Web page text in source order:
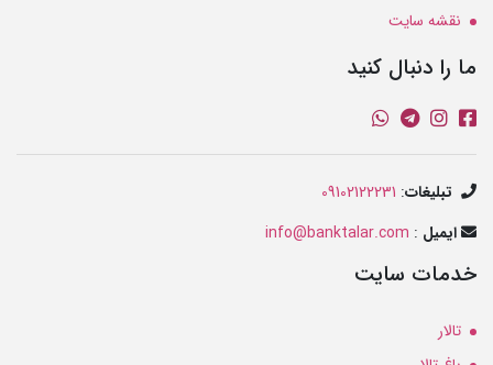
نقشه سایت
ما را دنبال کنید
تبلیغات:
09102122231
ایمیل :
info@banktalar.com
خدمات سایت
تالار